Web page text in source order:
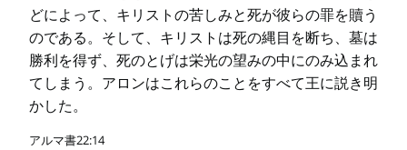
どによって、キリストの苦しみと死が彼らの罪を贖う
のである。そして、キリストは死の縄目を断ち、墓は
勝利を得ず、死のとげは栄光の望みの中にのみ込まれ
てしまう。アロンはこれらのことをすべて王に説き明
かした。
アルマ書22:14